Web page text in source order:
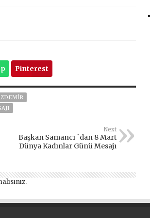
Pinterest
Next
Başkan Samancı `dan 8 Mart
Dünya Kadınlar Günü Mesajı
.